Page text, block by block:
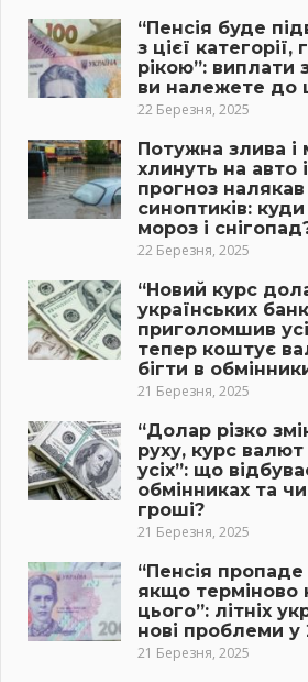
“Пенсія буде
з цієї
рікою”: виплати
ви належете до
22 Березня, 2025
Потужна злива і
хлинуть на авто
прогноз
синоптиків:
мороз і
22 Березня, 2025
“Новий курс
українських
приголомшив
тепер коштує
бігти в
21 Березня, 2025
“Долар різко
руху, курс
усіх”: що
обмінниках та
гроші?
21 Березня, 2025
“Пенсія пропаде
якщо терміново
цього”: літніх
нові проблеми у
21 Березня, 2025